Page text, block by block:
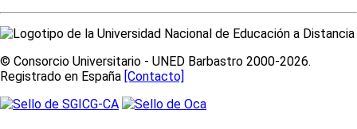
© Consorcio Universitario - UNED Barbastro 2000-2026.
Registrado en España [Contacto]